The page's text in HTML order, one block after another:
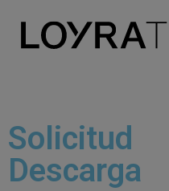
Solicitud
Descarga